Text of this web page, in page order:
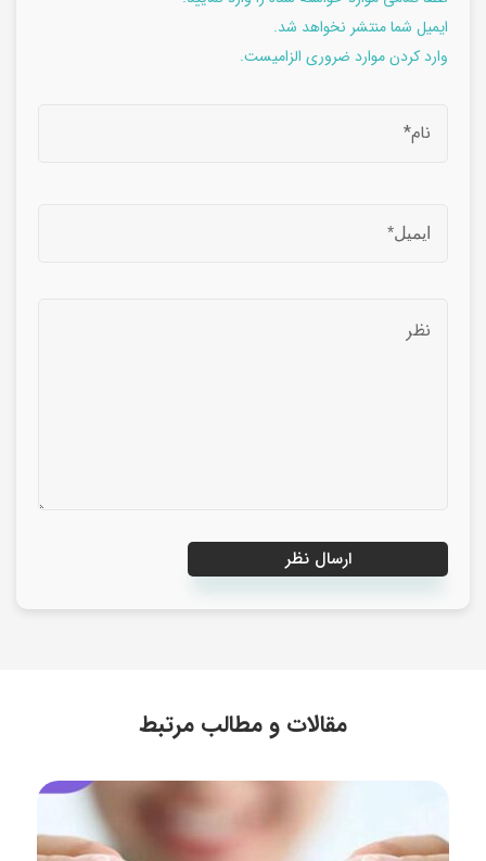
ایمیل شما منتشر نخواهد شد.
وارد کردن موارد ضروری الزامیست.
مقالات و مطالب مرتبط